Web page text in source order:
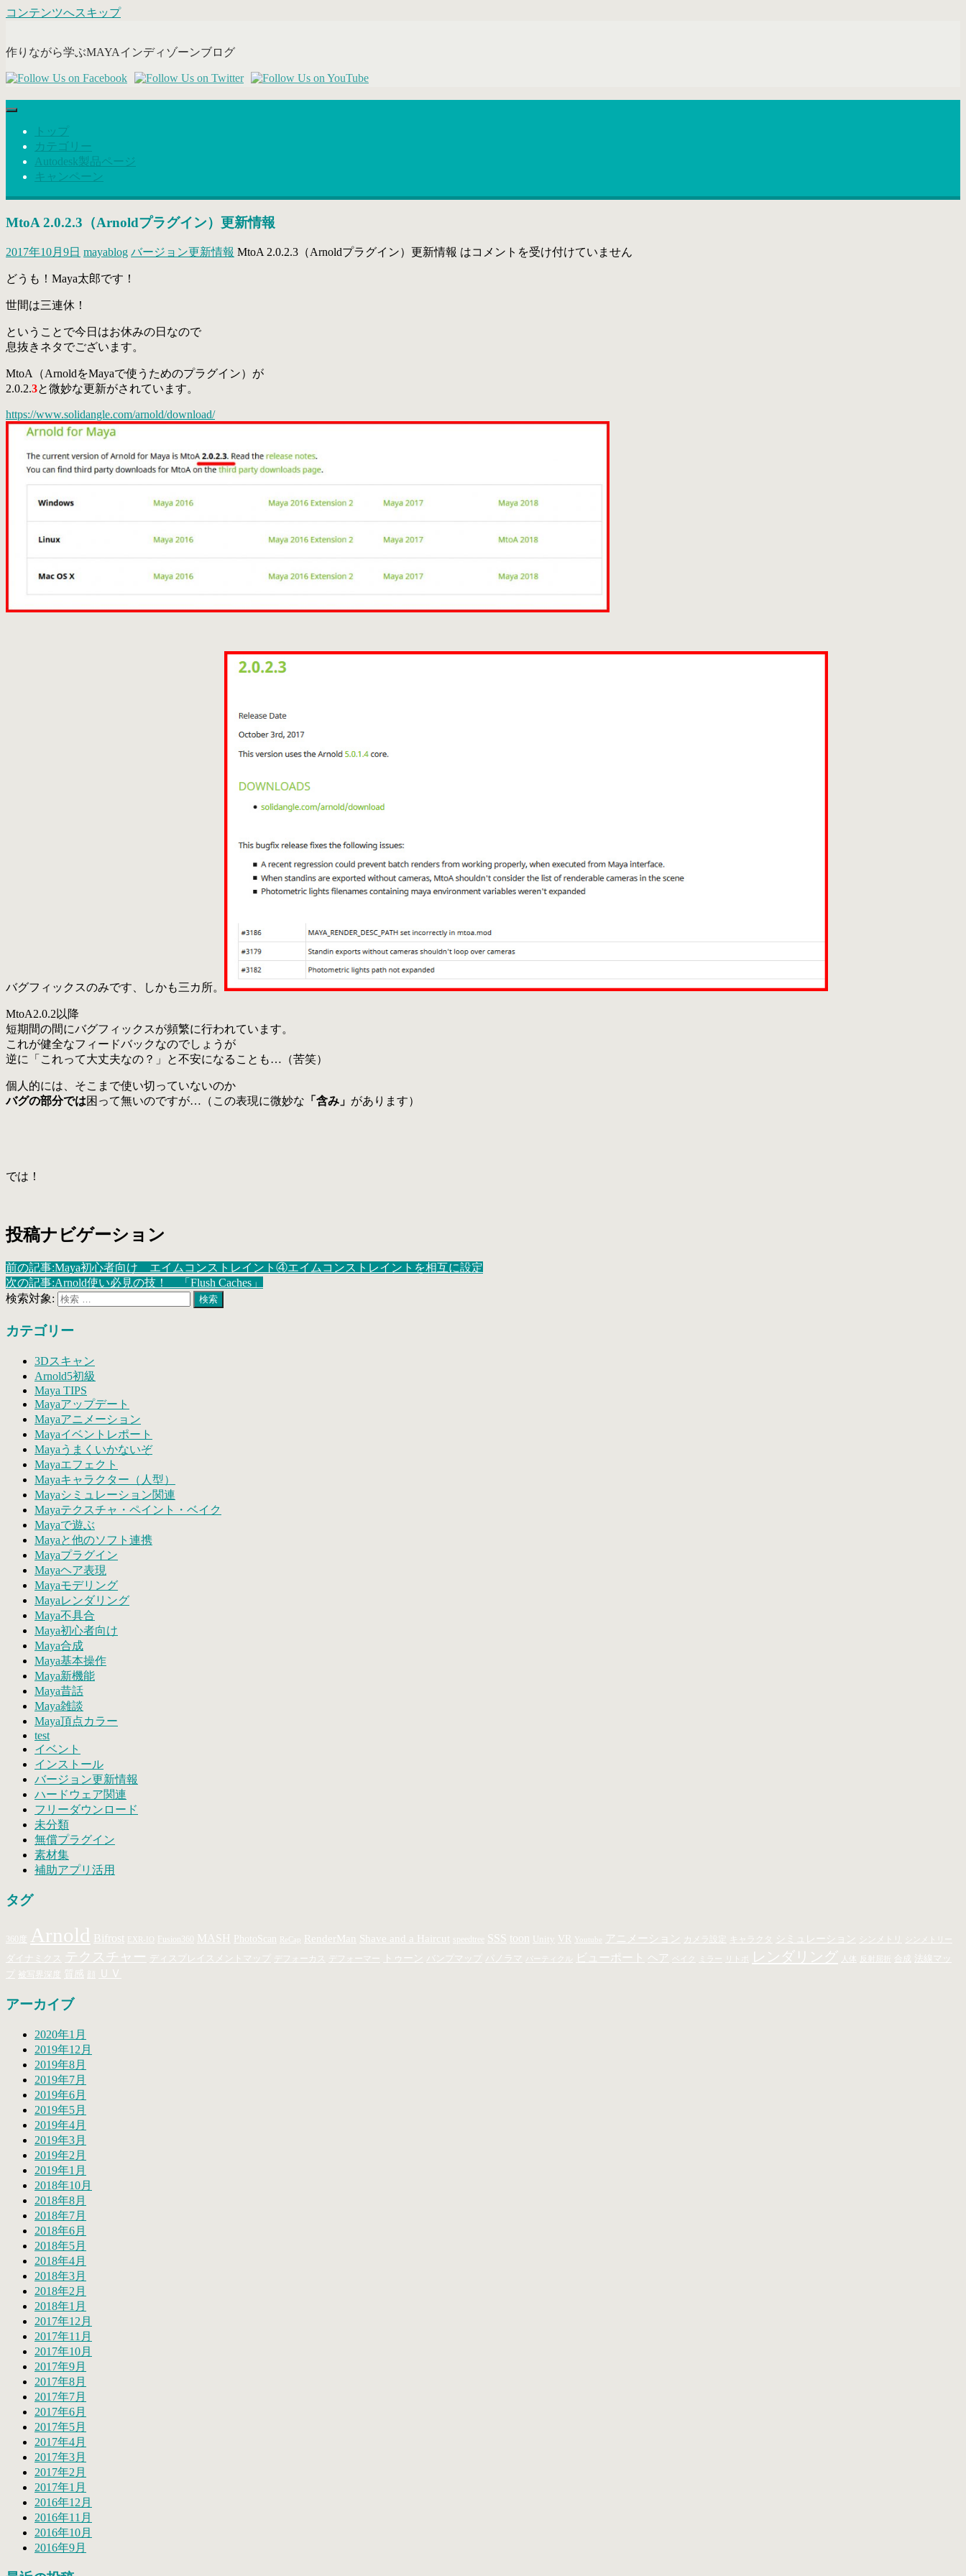
コンテンツへスキップ
作りながら学ぶMAYAインディゾーンブログ
トップ
カテゴリー
Autodesk製品ページ
キャンペーン
MtoA 2.0.2.3（Arnoldプラグイン）更新情報
2017年10月9日 mayablog バージョン更新情報 MtoA 2.0.2.3（Arnoldプラグイン）更新情報 はコメントを受け付けていません
どうも！Maya太郎です！
世間は三連休！
ということで今日はお休みの日なので
息抜きネタでございます。
MtoA（ArnoldをMayaで使うためのプラグイン）が
2.0.2.3と微妙な更新がされています。
https://www.solidangle.com/arnold/download/
バグフィックスのみです、しかも三カ所。
MtoA2.0.2以降
短期間の間にバグフィックスが頻繁に行われています。
これが健全なフィードバックなのでしょうが
逆に「これって大丈夫なの？」と不安になることも…（苦笑）
個人的には、そこまで使い切っていないのか
バグの部分では困って無いのですが…（この表現に微妙な 「含み」 があります）
では！
Arnold
投稿ナビゲーション
前の記事:Maya初心者向け エイムコンストレイント④エイムコンストレイントを相互に設定
次の記事:Arnold使い必見の技！ 「Flush Caches」
検索対象:
検索
カテゴリー
3Dスキャン
Arnold5初級
Maya TIPS
Mayaアップデート
Mayaアニメーション
Mayaイベントレポート
Mayaうまくいかないぞ
Mayaエフェクト
Mayaキャラクター（人型）
Mayaシミュレーション関連
Mayaテクスチャ・ペイント・ベイク
Mayaで遊ぶ
Mayaと他のソフト連携
Mayaプラグイン
Mayaヘア表現
Mayaモデリング
Mayaレンダリング
Maya不具合
Maya初心者向け
Maya合成
Maya基本操作
Maya新機能
Maya昔話
Maya雑談
Maya頂点カラー
test
イベント
インストール
バージョン更新情報
ハードウェア関連
フリーダウンロード
未分類
無償プラグイン
素材集
補助アプリ活用
タグ
360度 Arnold Bifrost EXR-IO Fusion360 MASH PhotoScan ReCap RenderMan Shave and a Haircut speedtree SSS toon Unity VR Youtube アニメーション カメラ設定 キャラクタ シミュレーション シンメトリ シンメトリー
ダイナミクス テクスチャー ディスプレイスメントマップ デフォーカス デフォーマー トゥーン バンプマップ パノラマ パーティクル ビューポート ヘア ベイク ミラー レンダリング 人体 反射屈折 合成 法線マッ
プ
被写界深度 質感 ＵＶ
アーカイブ
2020年1月
2019年12月
2019年8月
2019年7月
2019年6月
2019年5月
2019年4月
2019年3月
2019年2月
2019年1月
2018年10月
2018年8月
2018年7月
2018年6月
2018年5月
2018年4月
2018年3月
2018年2月
2018年1月
2017年12月
2017年11月
2017年10月
2017年9月
2017年8月
2017年7月
2017年6月
2017年5月
2017年4月
2017年3月
2017年2月
2017年1月
2016年12月
2016年11月
2016年10月
2016年9月